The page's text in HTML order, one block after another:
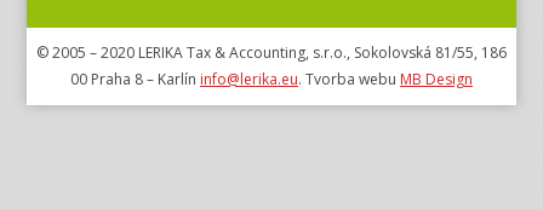
© 2005 – 2020 LERIKA Tax & Accounting, s.r.o., Sokolovská 81/55, 186
00 Praha 8 – Karlín info@lerika.eu. Tvorba webu MB Design